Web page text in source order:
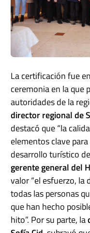
La certificación fue
ceremonia en la que
autoridades de la
director regional de
destacó que “la
elementos clave
desarrollo turístico
gerente general del
valor “el esfuerzo, la
todas las personas
que han hecho
hito”. Por su parte, la